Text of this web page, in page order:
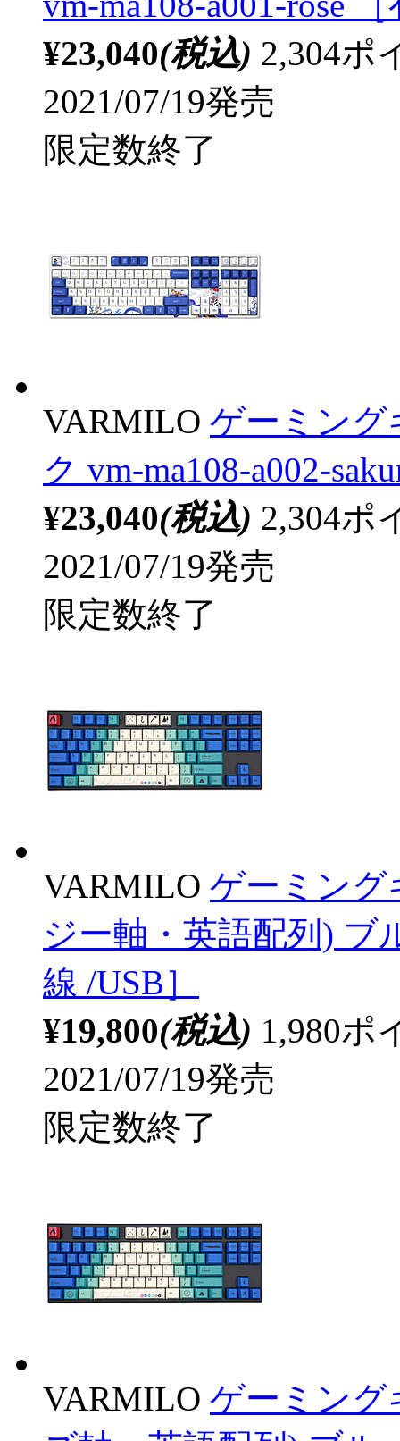
¥23,040(税込) 2,304ポ
2021/07/19発売
限定数終了
VARMILO ゲーミング
ク vm-ma108-a002-
¥23,040(税込) 2,304ポ
2021/07/19発売
限定数終了
VARMILO ゲーミング
ジー軸・英語配列) ブ
線 /USB］
¥19,800(税込) 1,980ポ
2021/07/19発売
限定数終了
VARMILO ゲーミング